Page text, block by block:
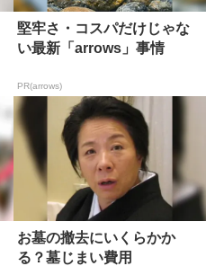
堅牢さ・コスパだけじゃな
い最新「arrows」事情
PR(arrows)
お墓の撤去にいくらかか
る？墓じまい費用